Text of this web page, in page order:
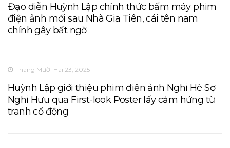
Đạo diễn Huỳnh Lập chính thức bấm máy phim
điện ảnh mới sau Nhà Gia Tiên, cái tên nam
chính gây bất ngờ
Tháng Mười Hai 23, 2025
Huỳnh Lập giới thiệu phim điện ảnh Nghỉ Hè Sợ
Nghỉ Hưu qua First-look Poster lấy cảm hứng từ
tranh cổ động